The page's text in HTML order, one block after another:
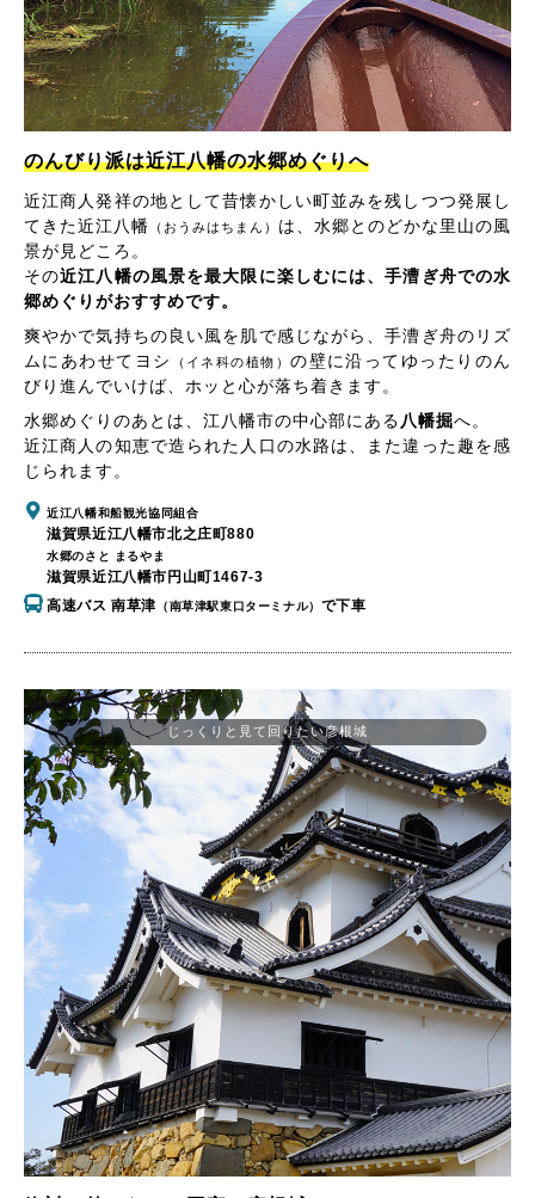
のんびり派は近江八幡の水郷めぐりへ
近江商人発祥の地として昔懐かしい町並みを残しつつ発展し
てきた近江八幡 （おうみはちまん） は、水郷とのどかな里山の風
景が見どころ。
その近江八幡の風景を最大限に楽しむには、手漕ぎ舟での水
郷めぐりがおすすめです。
爽やかで気持ちの良い風を肌で感じながら、手漕ぎ舟のリズ
ムにあわせてヨシ
（イネ科の植物）の壁に沿ってゆったりのん
びり進んでいけば、ホッと心が落ち着きます。
水郷めぐりのあとは、江八幡市の中心部にある八幡掘へ。
近江商人の知恵で造られた人口の水路は、また違った趣を感
じられます。
近江八幡和船観光協同組合
滋賀県近江八幡市北之庄町880
水郷のさと まるやま
滋賀県近江八幡市円山町1467-3
高速バス 南草津 （南草津駅東口ターミナル） で下車
じっくりと見て回りたい彦根城